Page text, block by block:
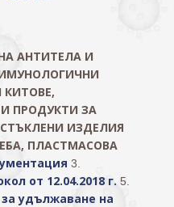
АНТИТЕЛА И
ПРОДУКТИ ЗА
ИЗДЕЛИЯ
ПЛАСТМАСОВА
3.
от 12.04.2018 г. 5.
удължаване на